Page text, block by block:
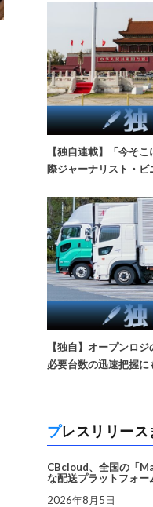
【独自連載】「今そ
際ジャーナリスト・ビ
【独自】オープンロ
必要台数の迅速把握に
プレスリリー
CBcloud、全国の「
な配送プラットフォ
2026年8月5日